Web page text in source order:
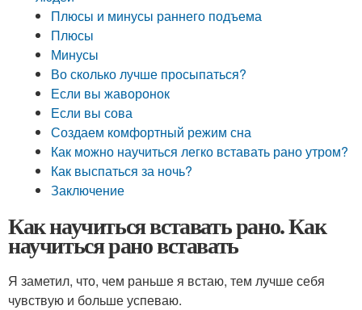
Плюсы и минусы раннего подъема
Плюсы
Минусы
Во сколько лучше просыпаться?
Если вы жаворонок
Если вы сова
Создаем комфортный режим сна
Как можно научиться легко вставать рано утром?
Как выспаться за ночь?
Заключение
Как научиться вставать рано. Как
научиться рано вставать
Я заметил, что, чем раньше я встаю, тем лучше себя
чувствую и больше успеваю.